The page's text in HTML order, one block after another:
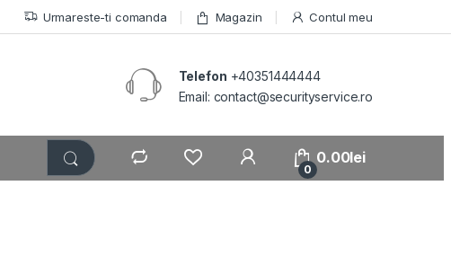
Urmareste-ti comanda Magazin Contul meu
Telefon +40351444444
Email: contact@securityservice.ro
0
0.00lei